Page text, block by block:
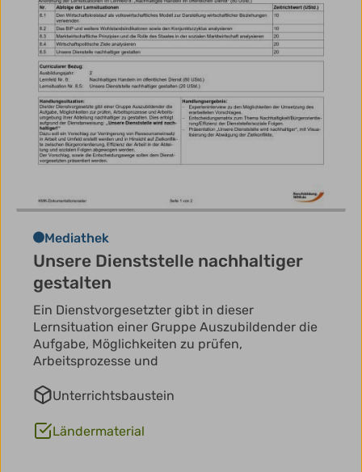
Mediathek
Unsere Dienststelle nachhaltiger
gestalten
Ein Dienstvorgesetzter gibt in dieser
Lernsituation einer Gruppe Auszubildender die
Aufgabe, Möglichkeiten zu prüfen,
Arbeitsprozesse und
Unterrichtsbaustein
Ländermaterial